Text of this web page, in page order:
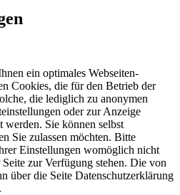
ein optimales Webseiten-
Cookies, die für den Betrieb der
die lediglich zu anonymen
oder zur Anzeige
werden. Sie können selbst
Sie zulassen möchten. Bitte
Einstellungen womöglich nicht
zur Verfügung stehen. Die von
über die Seite Datenschutzerklärung